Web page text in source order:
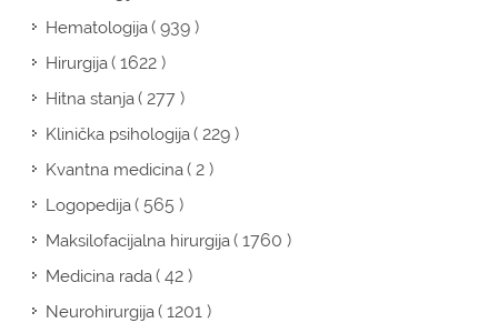
Hematologija( 939 )
Hirurgija( 1622 )
Hitna stanja( 277 )
Klinička psihologija( 229 )
Kvantna medicina( 2 )
Logopedija( 565 )
Maksilofacijalna hirurgija( 1760 )
Medicina rada( 42 )
Neurohirurgija( 1201 )